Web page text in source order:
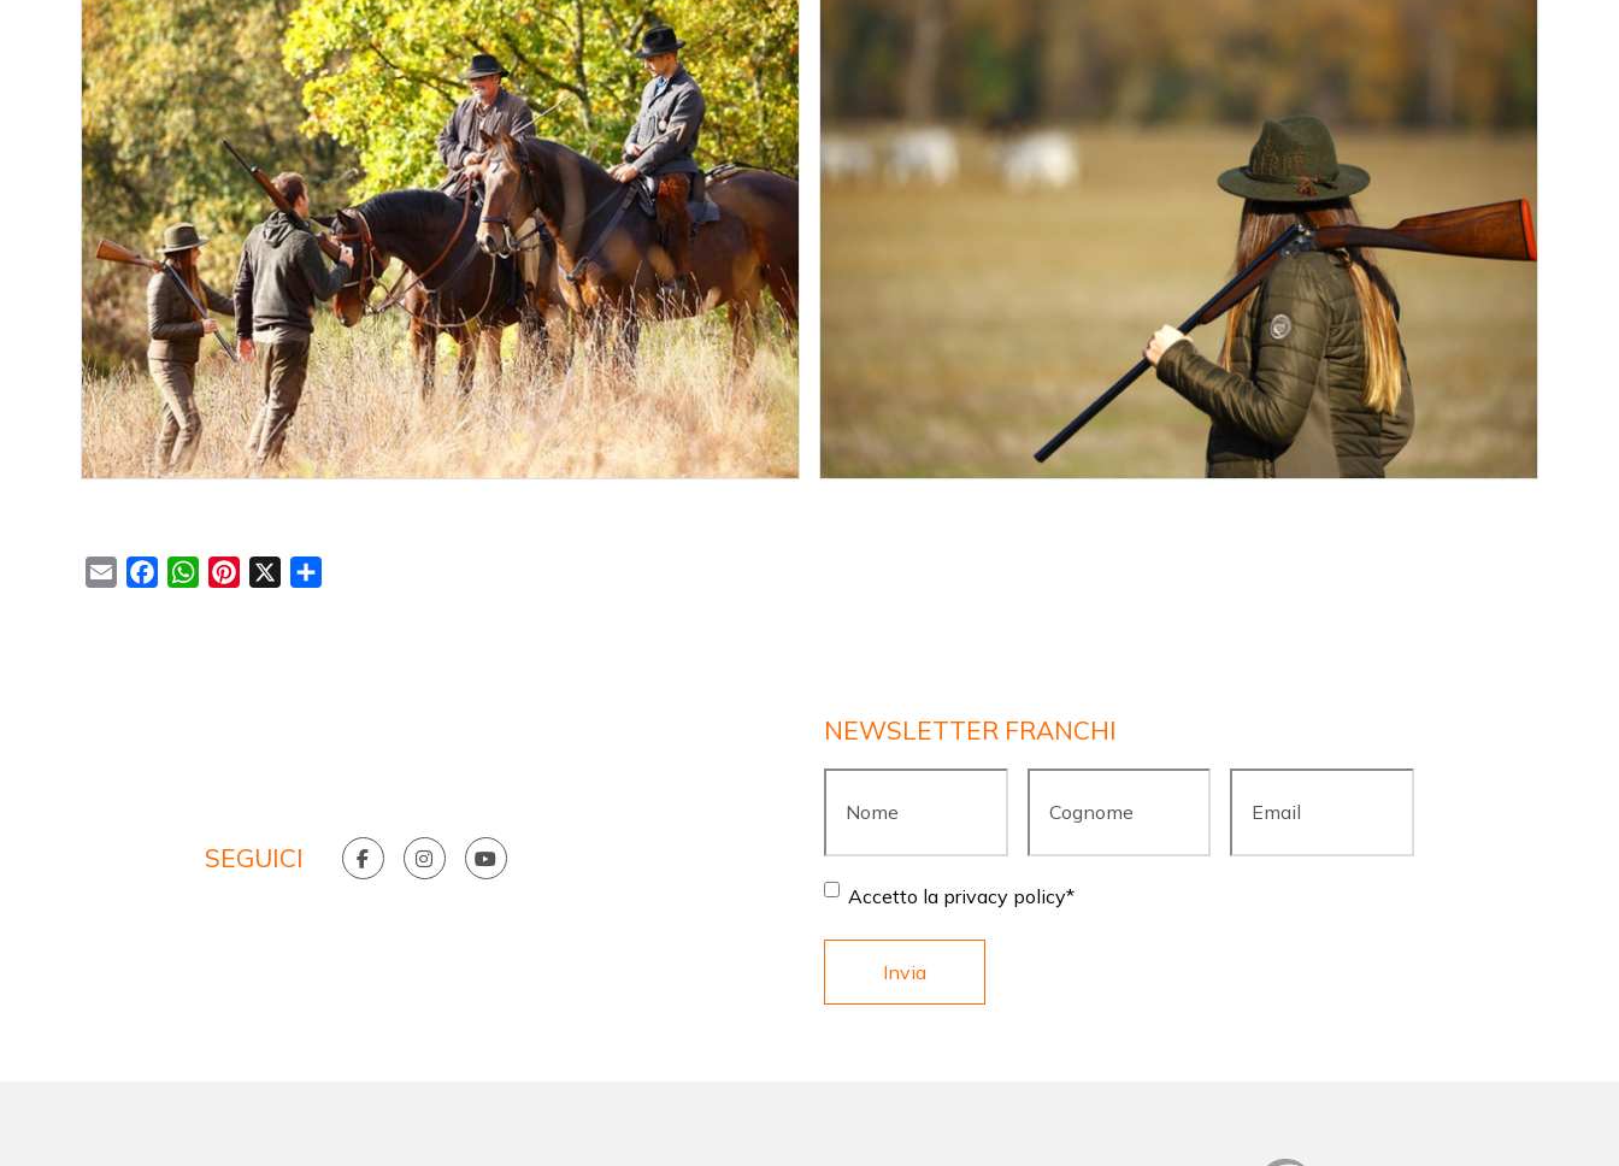
Email FacebookWhatsApp
Pinterest
SEGUICI
NEWSLETTER FRANCHI
Consent*
Accetto la privacy policy*